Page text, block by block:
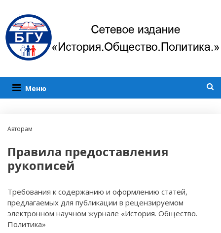
Меню
Авторам
Правила предоставления
рукописей
Требования к содержанию и оформлению статей,
предлагаемых для публикации в рецензируемом
электронном научном журнале «История. Общество.
Политика»